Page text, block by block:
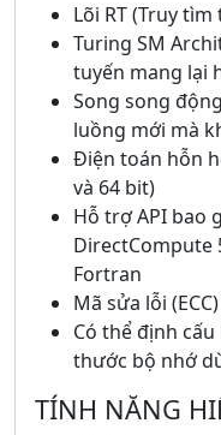
Lõi RT (Truy
Turing SM
tuyến mang lại
Song song
luồng mới mà
Điện toán hỗn
và 64 bit)
Hỗ trợ API bao
DirectCompute
Fortran
Mã sửa lỗi
Có thể định cấu
thước bộ nhớ
TÍNH NĂNG